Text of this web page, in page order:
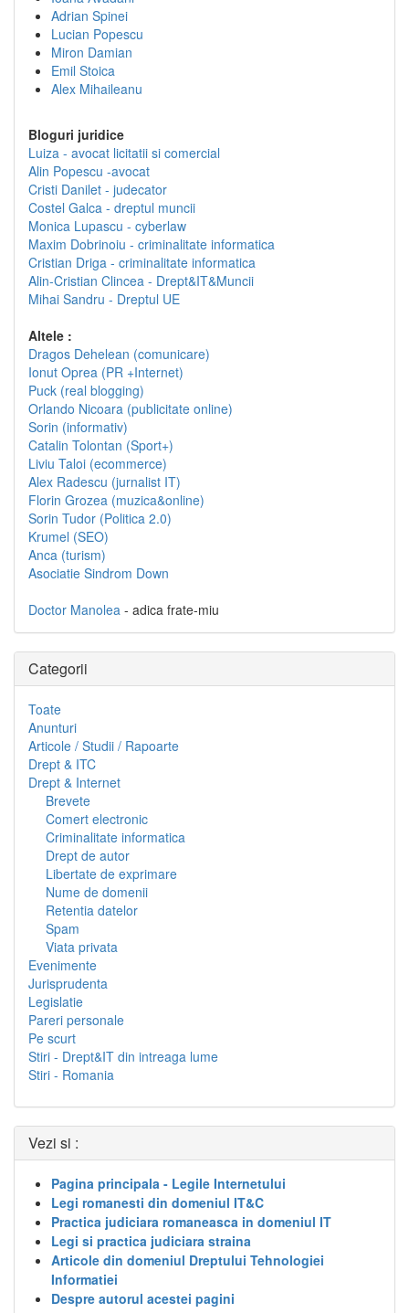
Adrian Spinei
Lucian Popescu
Miron Damian
Emil Stoica
Alex Mihaileanu
Bloguri juridice
Luiza - avocat licitatii si comercial
Alin Popescu -avocat
Cristi Danilet - judecator
Costel Galca - dreptul muncii
Monica Lupascu - cyberlaw
Maxim Dobrinoiu - criminalitate informatica
Cristian Driga - criminalitate informatica
Alin-Cristian Clincea - Drept&IT&Muncii
Mihai Sandru - Dreptul UE
Altele :
Dragos Dehelean (comunicare)
Ionut Oprea (PR +Internet)
Puck (real blogging)
Orlando Nicoara (publicitate online)
Sorin (informativ)
Catalin Tolontan (Sport+)
Liviu Taloi (ecommerce)
Alex Radescu (jurnalist IT)
Florin Grozea (muzica&online)
Sorin Tudor (Politica 2.0)
Krumel (SEO)
Anca (turism)
Asociatie Sindrom Down
Doctor Manolea - adica frate-miu
Categorii
Toate
Anunturi
Articole / Studii / Rapoarte
Drept & ITC
Drept & Internet
Brevete
Comert electronic
Criminalitate informatica
Drept de autor
Libertate de exprimare
Nume de domenii
Retentia datelor
Spam
Viata privata
Evenimente
Jurisprudenta
Legislatie
Pareri personale
Pe scurt
Stiri - Drept&IT din intreaga lume
Stiri - Romania
Vezi si :
Pagina principala - Legile Internetului
Legi romanesti din domeniul IT&C
Practica judiciara romaneasca in domeniul IT
Legi si practica judiciara straina
Articole din domeniul Dreptului Tehnologiei
Informatiei
Despre autorul acestei pagini